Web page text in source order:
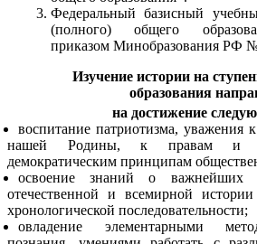
Федеральный базисный
(полного) общего
приказом Минобразования РФ
Изучение истории на
образования
на достижение
воспитание патриотизма, уважения
нашей Родины, к правам и
демократическим принципам
освоение знаний о важнейших
отечественной и всемирной
хронологической последовательности;
овладение элементарными